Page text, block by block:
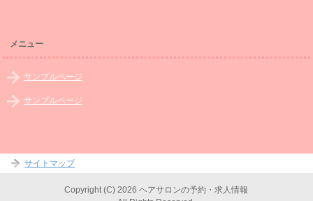
メニュー
サンプルページ
サンプルページ
サイトマップ
Copyright (C) 2026 ヘアサロンの予約・求人情報